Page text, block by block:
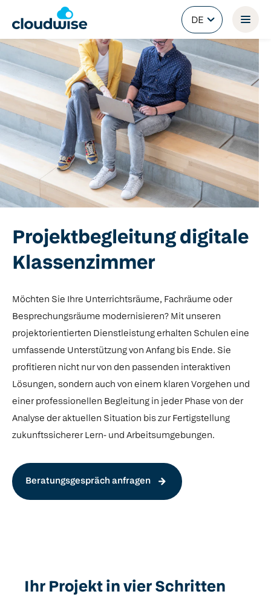
DE
Terug naar Home
Projektbegleitung digitale
Klassenzimmer
Möchten Sie Ihre Unterrichtsräume, Fachräume oder
Besprechungsräume modernisieren? Mit unseren
projektorientierten Dienstleistung erhalten Schulen eine
umfassende Unterstützung von Anfang bis Ende. Sie
profitieren nicht nur von den passenden interaktiven
Lösungen, sondern auch von einem klaren Vorgehen und
einer professionellen Begleitung in jeder Phase von der
Analyse der aktuellen Situation bis zur Fertigstellung
zukunftssicherer Lern- und Arbeitsumgebungen.
Beratungsgespräch anfragen
Ihr Projekt in vier Schritten